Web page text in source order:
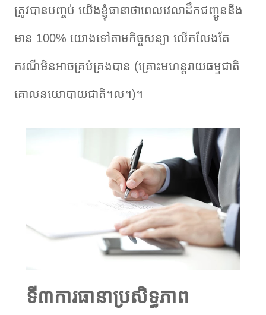
ត្រូវបានបញ្ចប់ យើងខ្ញុំធានាថាពេលវេលាដឹកជញ្ជូននឹង
មាន 100% យោងទៅតាមកិច្ចសន្យា លើកលែងតែ
ករណីមិនអាចគ្រប់គ្រងបាន (គ្រោះមហន្តរាយធម្មជាតិ
គោលនយោបាយជាតិ។ល។)។
ទី៣ការធានាប្រសិទ្ធភាព